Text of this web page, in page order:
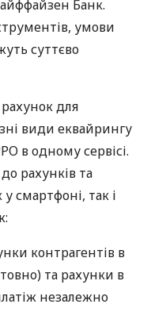
Банк.
умови
суттєво
для
види еквайрингу
в одному сервісі.
рахунків та
смартфоні, так і
контрагентів в
та рахунки в
незалежно